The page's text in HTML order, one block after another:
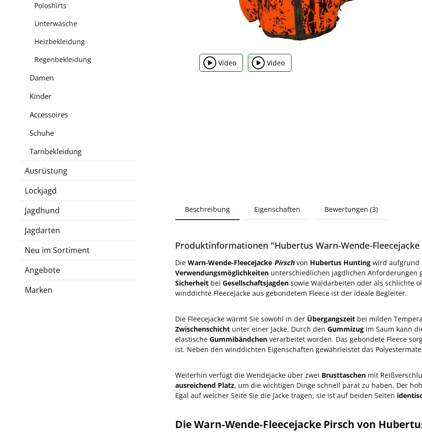
Poloshirts
Unterwäsche
Heizbekleidung
Regenbekleidung
Damen
Kinder
Accessoires
Schuhe
Tarnbekleidung
Ausrüstung
Lockjagd
Jagdhund
Jagdarten
Neu im Sortiment
Angebote
Marken
Video Video
Beschreibung Eigenschaften Bewertungen (3)
Produktinformationen "Hubertus Warn-Wende-
Die Warn-Wende-Fleecejacke Pirschvon Hubertus Hunting wird aufgrund
Verwendungsmöglichkeiten unterschiedlichen jagdlichen Anforderungen
Sicherheit bei Gesellschaftsjagden sowie Waldarbeiten oder als schlichte
winddichte Fleecejacke aus gebondetem Fleece ist der ideale Begleiter.
Die Fleecejacke wärmt Sie sowohl in der Übergangszeit bei milden
Zwischenschicht unter einer Jacke. Durch den Gummizug im Saum kann
elastische Gummibändchen verarbeitet worden. Das gebondete Fleece
ist. Neben den winddichten Eigenschaften gewährleistet das
Weiterhin verfügt die Wendejacke über zwei Brusttaschen mit
ausreichend Platz, um die wichtigen Dinge schnell parat zu haben. Der
Egal auf welcher Seite Sie die Jacke tragen, sie ist auf beiden Seiten
Die Warn-Wende-Fleecejacke Pirsch von